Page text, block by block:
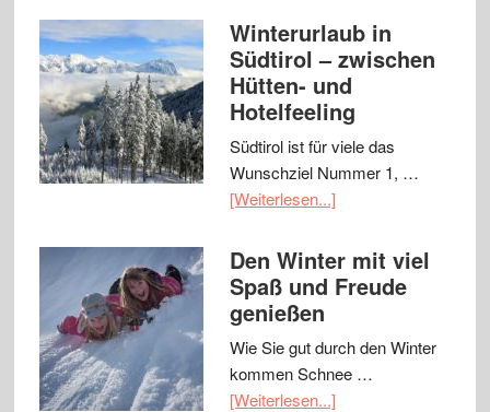
Winterurlaub in
Südtirol – zwischen
Hütten- und
Hotelfeeling
Südtirol ist für viele das
Wunschziel Nummer 1, …
[Weiterlesen...]
Den Winter mit viel
Spaß und Freude
genießen
Wie Sie gut durch den Winter
kommen Schnee …
[Weiterlesen...]